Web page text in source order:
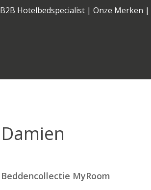
B2B Hotelbedspecialist | Onze Merken |
Vast
Damien
Beddencollectie MyRoom